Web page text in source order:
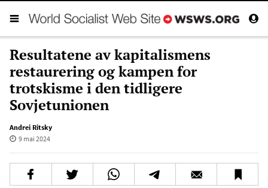
Resultatene av kapitalismens
restaurering og kampen for
trotskisme i den tidligere
Sovjetunionen
Andrei Ritsky
9 mai 2024